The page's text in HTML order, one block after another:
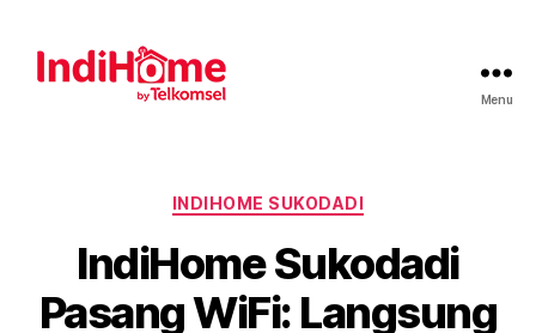
Menu
INDIHOME SUKODADI
IndiHome Sukodadi
Pasang WiFi: Langsung